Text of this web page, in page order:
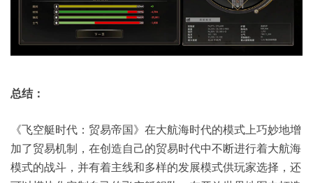
总结：
《飞空艇时代：贸易帝国》在大航海时代的模式上巧妙地增
加了贸易机制，在创造自己的贸易时代中不断进行着大航海
模式的战斗，并有着主线和多样的发展模式供玩家选择，还